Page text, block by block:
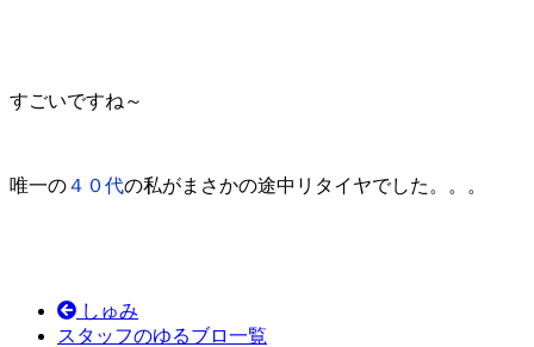
すごいですね～
唯一の４０代の私がまさかの途中リタイヤでした。。。
しゅみ
スタッフのゆるブロ一覧